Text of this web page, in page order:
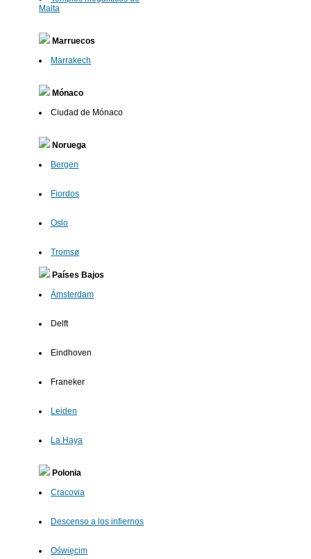
Malta
Marruecos
Marrakech
Mónaco
Ciudad de Mónaco
Noruega
Bergen
Fiordos
Oslo
Tromsø
Países Bajos
Ámsterdam
Delft
Eindhoven
Franeker
Leiden
La Haya
Polonia
Cracovia
Descenso a los infiernos
Oświęcim